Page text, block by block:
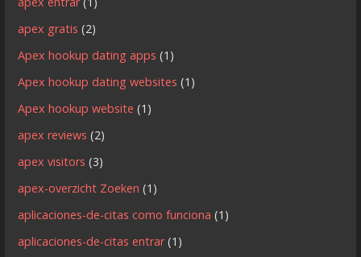
apex gratis (2)
Apex hookup dating apps (1)
Apex hookup dating websites (1)
Apex hookup website (1)
apex reviews (2)
apex visitors (3)
apex-overzicht Zoeken (1)
aplicaciones-de-citas como funciona (1)
aplicaciones-de-citas entrar(1)